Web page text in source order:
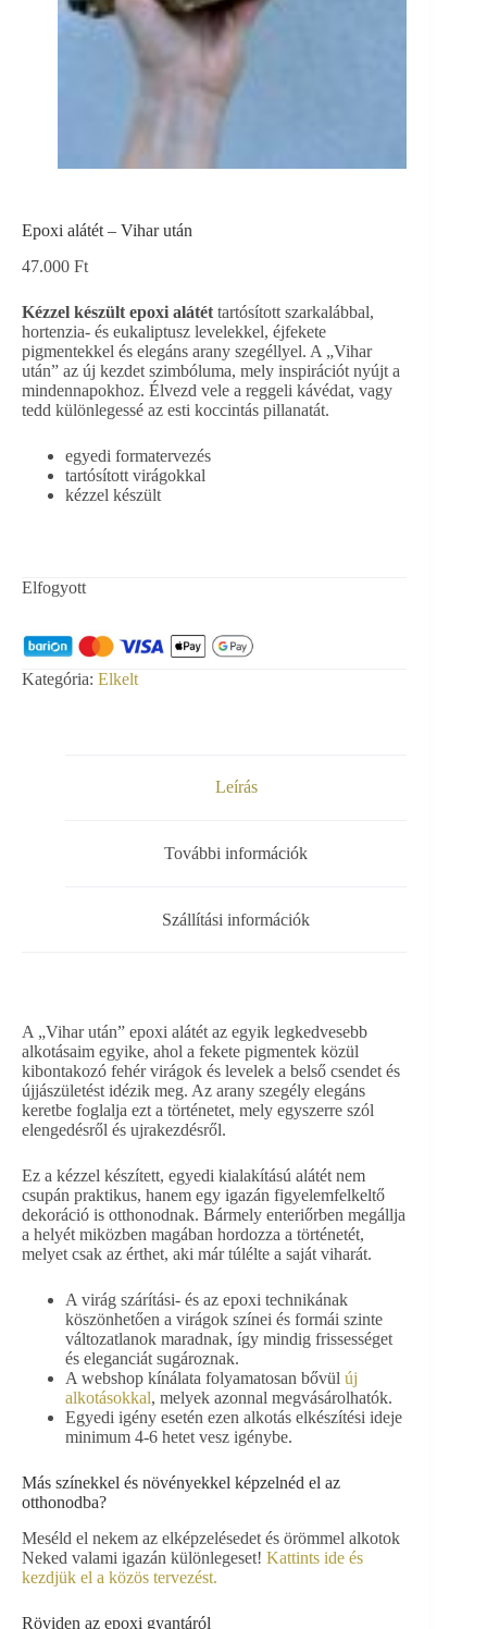
Epoxi alátét – Vihar után
47.000 Ft
Kézzel készült epoxi alátét tartósított szarkalábbal,
hortenzia- és eukaliptusz levelekkel, éjfekete
pigmentekkel és elegáns arany szegéllyel. A „Vihar
után” az új kezdet szimbóluma, mely inspirációt nyújt a
mindennapokhoz. Élvezd vele a reggeli kávédat, vagy
tedd különlegessé az esti koccintás pillanatát.
egyedi formatervezés
tartósított virágokkal
kézzel készült
Elfogyott
Kategória: Elkelt
Leírás
További információk
Szállítási információk
A „Vihar után” epoxi alátét az egyik legkedvesebb
alkotásaim egyike, ahol a fekete pigmentek közül
kibontakozó fehér virágok és levelek a belső csendet és
újjászületést idézik meg. Az arany szegély elegáns
keretbe foglalja ezt a történetet, mely egyszerre szól
elengedésről és ujrakezdésről.
Ez a kézzel készített, egyedi kialakítású alátét nem
csupán praktikus, hanem egy igazán figyelemfelkeltő
dekoráció is otthonodnak. Bármely enteriőrben megállja
a helyét miközben magában hordozza a történetét,
melyet csak az érthet, aki már túlélte a saját viharát.
A virág szárítási- és az epoxi technikának
köszönhetően a virágok színei és formái szinte
változatlanok maradnak, így mindig frissességet
és eleganciát sugároznak.
A webshop kínálata folyamatosan bővül új
alkotásokkal, melyek azonnal megvásárolhatók.
Egyedi igény esetén ezen alkotás elkészítési ideje
minimum 4-6 hetet vesz igénybe.
Más színekkel és növényekkel képzelnéd el az
otthonodba?
Meséld el nekem az elképzelésedet és örömmel alkotok
Neked valami igazán különlegeset! Kattints ide és
kezdjük el a közös tervezést.
Röviden az epoxi gyantáról